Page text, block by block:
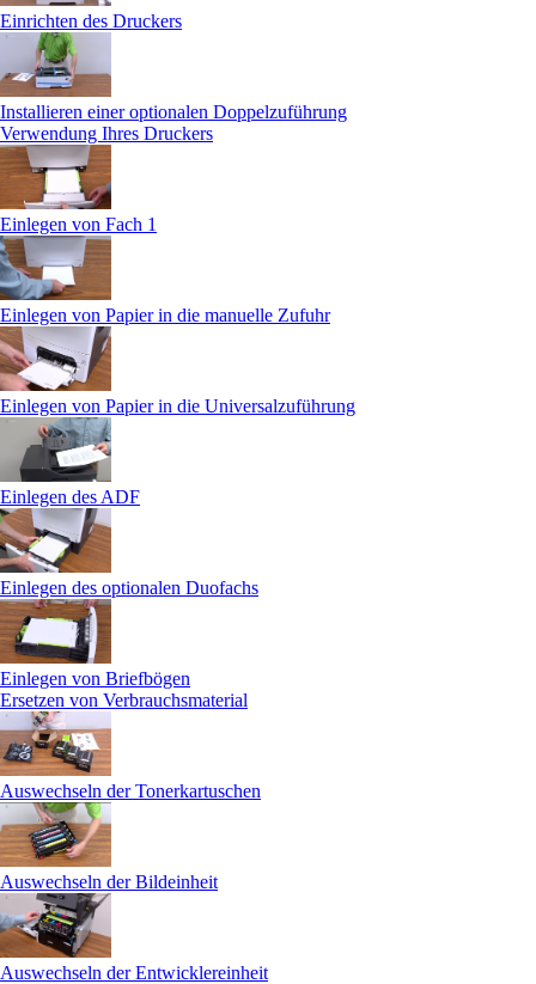
Einrichten des Druckers
Installieren einer optionalen Doppelzuführung
Verwendung Ihres Druckers
Einlegen von Fach 1
Einlegen von Papier in die manuelle Zufuhr
Einlegen von Papier in die Universalzuführung
Einlegen des ADF
Einlegen des optionalen Duofachs
Einlegen von Briefbögen
Ersetzen von Verbrauchsmaterial
Auswechseln der Tonerkartuschen
Auswechseln der Bildeinheit
Auswechseln der Entwicklereinheit